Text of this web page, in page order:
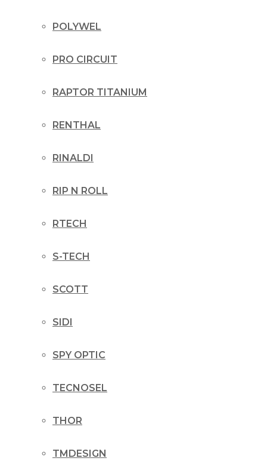
POLYWEL
PRO CIRCUIT
RAPTOR TITANIUM
RENTHAL
RINALDI
RIP N ROLL
RTECH
S-TECH
SCOTT
SIDI
SPY OPTIC
TECNOSEL
THOR
TMDESIGN